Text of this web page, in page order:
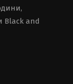
Black and